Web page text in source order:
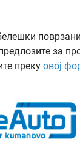
за
преку овој